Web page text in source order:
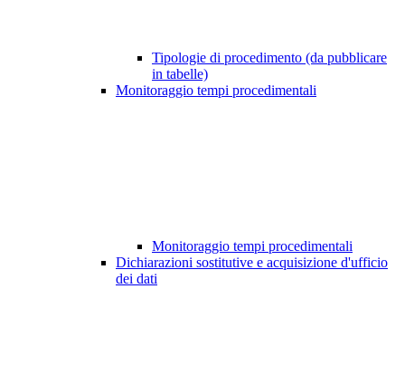
Tipologie di procedimento (da pubblicare
in tabelle)
Monitoraggio tempi procedimentali
Monitoraggio tempi procedimentali
Dichiarazioni sostitutive e acquisizione d'ufficio
dei dati